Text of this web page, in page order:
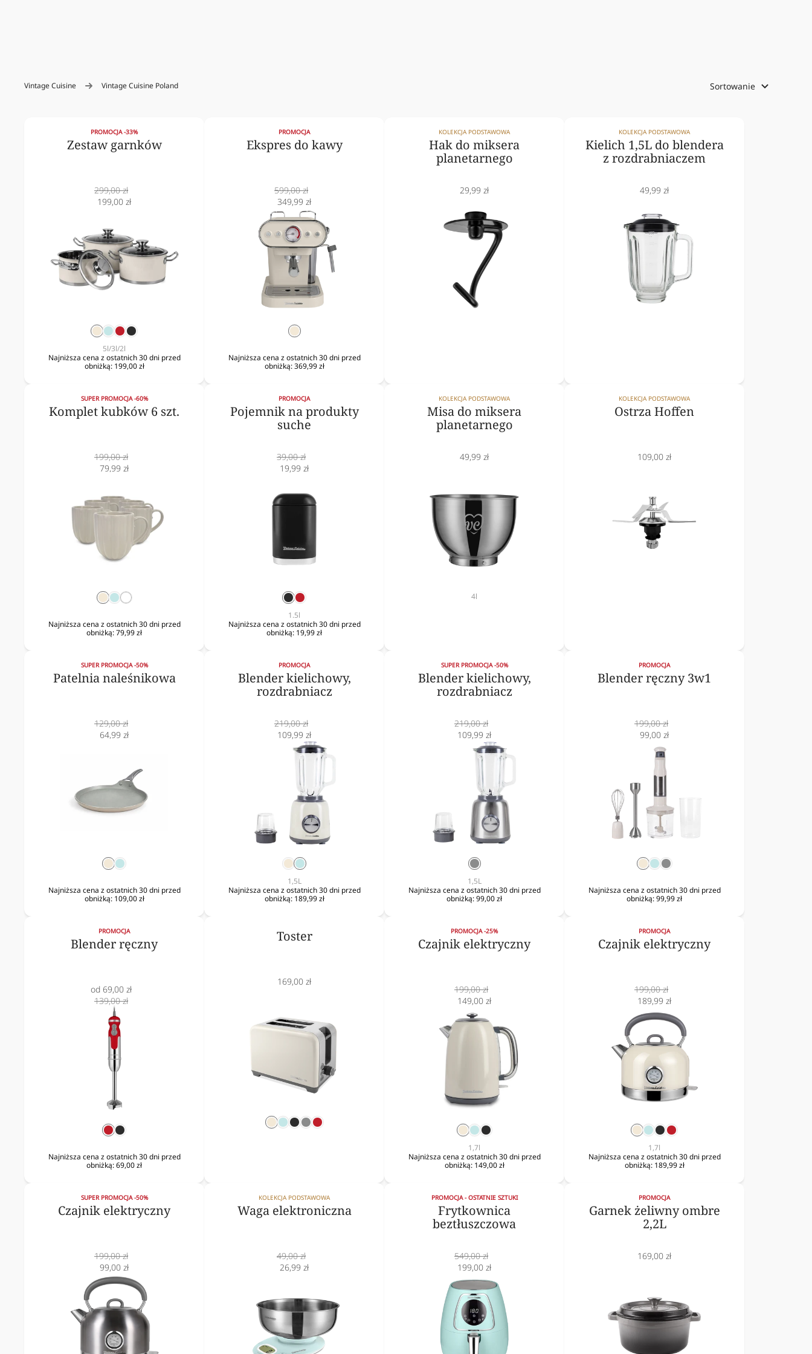
Vintage Cuisine Vintage Cuisine Poland Sortowanie
PROMOCJA -33%
Zestaw garnków
Cena
normalna
299,00 zł
Cena
199,00 zł
krem
mięta
czerwony
czarny
5l/3l/2l
Najniższa cena z ostatnich 30 dni przed
obniżką: 199,00 zł
PROMOCJA
Ekspres do kawy
Cena
normalna
599,00 zł
Cena
obniżona
349,99 zł
krem
Najniższa cena z ostatnich 30 dni przed
obniżką: 369,99 zł
KOLEKCJA PODSTAWOWA
Hak do miksera
planetarnego
Cena
29,99 zł
KOLEKCJA PODSTAWOWA
Kielich 1,5L do blendera
z rozdrabniaczem
Cena
49,99 zł
SUPER PROMOCJA -60%
Komplet kubków 6 szt.
Cena
normalna
199,00 zł
Cena
79,99 zł
krem
mięta
biały
Najniższa cena z ostatnich 30 dni przed
obniżką:79,99 zł
PROMOCJA
Pojemnik na produkty
suche
Cena
normalna
39,00 zł
Cena
19,99 zł
czarnyczerwony
1.5l
Najniższa cena z ostatnich 30 dni przed
obniżką: 19,99 zł
KOLEKCJA PODSTAWOWA
Misa do miksera
planetarnego
Cena
49,99 zł
4l
KOLEKCJA PODSTAWOWA
Ostrza Hoffen
Cena
109,00 zł
SUPER PROMOCJA -50%
Patelnia naleśnikowa
Cena
normalna
129,00 zł
Cena
64,99 zł
kremmięta
Najniższa cena z ostatnich 30 dni przed
obniżką: 109,00 zł
PROMOCJA
Blender kielichowy,
rozdrabniacz
Cena
normalna
219,00 zł
Cena
obniżona
109,99 zł
kremmięta
1,5L
Najniższa cena z ostatnich 30 dni przed
obniżką: 189,99 zł
SUPER PROMOCJA -50%
Blender kielichowy,
rozdrabniacz
Cena
normalna
219,00 zł
Cena
obniżona
109,99 zł
srebrny
1,5L
Najniższa cena z ostatnich 30 dni przed
obniżką:99,00 zł
PROMOCJA
Blender ręczny 3w1
Cena
normalna
199,00 zł
Cena
obniżona
99,00 zł
krem
miętasrebrny
Najniższa cena z ostatnich 30 dni przed
obniżką:99,99 zł
PROMOCJA
Blender ręczny
Cena
obniżona
od 69,00 zł
Cena
normalna
139,00 zł
czerwony
czarny
Najniższa cena z ostatnich 30 dni przed
obniżką:69,00 zł
Toster
Cena
169,00 zł
krem
mięta
czarny
srebrny
czerwony
PROMOCJA -25%
Czajnik elektryczny
Cena
normalna
199,00 zł
Cena
obniżona
149,00 zł
krem
miętaczarny
1,7l
Najniższa cena z ostatnich 30 dni przed
obniżką: 149,00 zł
PROMOCJA
Czajnik elektryczny
Cena
normalna
199,00 zł
Cena
obniżona
189,99 zł
krem
mięta
czarnyczerwony
1,7l
Najniższa cena z ostatnich 30 dni przed
obniżką: 189,99 zł
SUPER PROMOCJA -50%
Czajnik elektryczny
Cena
normalna
199,00 zł
Cena
obniżona
99,00 zł
KOLEKCJA PODSTAWOWA
Waga elektroniczna
Cena
normalna
49,00 zł
Cena
26,99 zł
PROMOCJA - OSTATNIE SZTUKI
Frytkownica
beztłuszczowa
Cena
normalna
549,00 zł
Cena
obniżona
199,00 zł
PROMOCJA
Garnek żeliwny ombre
2,2L
Cena
169,00 zł